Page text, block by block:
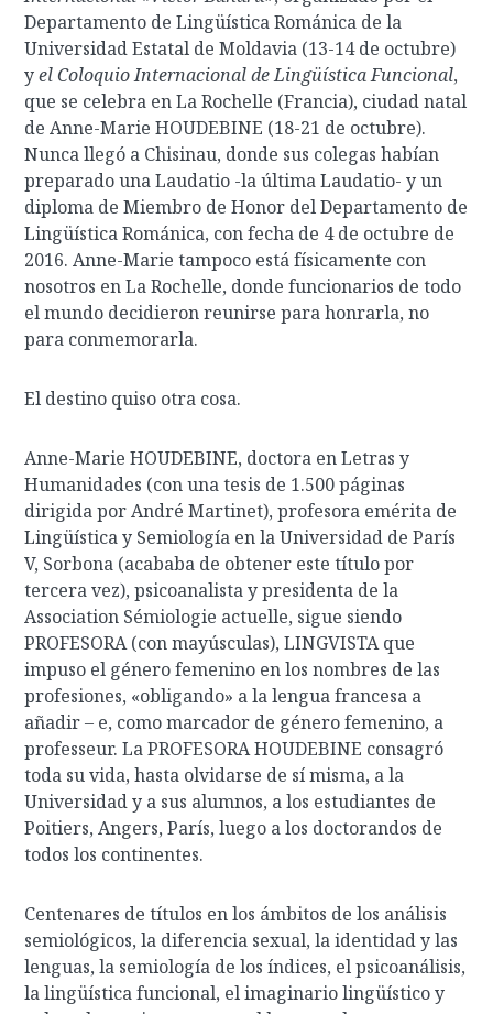
Departamento de Lingüística Románica de la
Universidad Estatal de Moldavia (13-14 de octubre)
yel Coloquio Internacional de Lingüística Funcional,
que se celebra en La Rochelle (Francia), ciudad natal
de Anne-Marie HOUDEBINE (18-21 de octubre).
Nunca llegó a Chisinau, donde sus colegas habían
preparado una Laudatio -la última Laudatio- y un
diploma de Miembro de Honor del Departamento de
Lingüística Románica, con fecha de 4 de octubre de
2016. Anne-Marie tampoco está físicamente con
nosotros en La Rochelle, donde funcionarios de todo
el mundo decidieron reunirse para honrarla, no
para conmemorarla.
El destino quiso otra cosa.
Anne-Marie HOUDEBINE, doctora en Letras y
Humanidades (con una tesis de 1.500 páginas
dirigida por André Martinet), profesora emérita de
Lingüística y Semiología en la Universidad de París
V, Sorbona (acababa de obtener este título por
tercera vez), psicoanalista y presidenta de la
Association Sémiologie actuelle, sigue siendo
PROFESORA (con mayúsculas), LINGVISTA que
impuso el género femenino en los nombres de las
profesiones, «obligando» a la lengua francesa a
añadir – e, como marcador de género femenino, a
professeur. La PROFESORA HOUDEBINE consagró
toda su vida, hasta olvidarse de sí misma, a la
Universidad y a sus alumnos, a los estudiantes de
Poitiers, Angers, París, luego a los doctorandos de
todos los continentes.
Centenares de títulos en los ámbitos de los análisis
semiológicos, la diferencia sexual, la identidad y las
lenguas, la semiología de los índices, el psicoanálisis,
la lingüística funcional, el imaginario lingüístico y